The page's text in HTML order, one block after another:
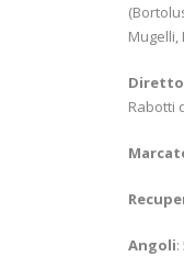
Mugelli,
Rabotti
Angoli: